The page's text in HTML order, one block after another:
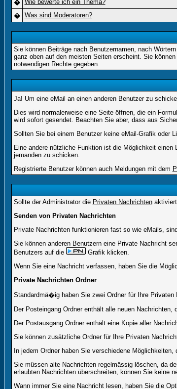
�
Wie bewerte ich ein Thema?
�
Was sind Moderatoren?
Sie können Beiträge nach Benutzernamen, nach
ganz oben auf den meisten Seiten erscheint. Sie
notwendigen Rechte gegeben.
Ja! Um eine eMail an einen anderen Benutzer zu
Dies wird normalerweise eine Seite öffnen, die ein
wird sofort gesendet. Beachten Sie aber, dass aus
Sollten Sie bei einem Benutzer keine eMail-Grafik oder
Eine andere nützliche Funktion ist die Möglichkeit
jemanden zu schicken.
Registrierte Benutzer können auch Meldungen mit dem
Sollte der Administrator die Privaten Nachrichtenaktiviert
Senden von Privaten Nachrichten
Private Nachrichten funktionieren fast so wie eMails,
Sie können anderen Benutzern eine Private Nachricht
Benutzers auf die
Grafik klicken.
Wenn Sie eine Nachricht verfassen, haben Sie die
Private Nachrichten Ordner
Standardmä�ig haben Sie zwei Ordner für Ihre
Der Posteingang Ordner enthält alle neuen
Der Postausgang Ordner enthält eine Kopie aller
Sie können zusätzliche Ordner für Ihre Privaten
In jedem Ordner haben Sie verschiedene
Sie müssen alte Nachrichten regelmässig löschen, da
erlaubten Nachrichten überschreiten, können Sie keine
Wann immer Sie eine Nachricht lesen, haben Sie die